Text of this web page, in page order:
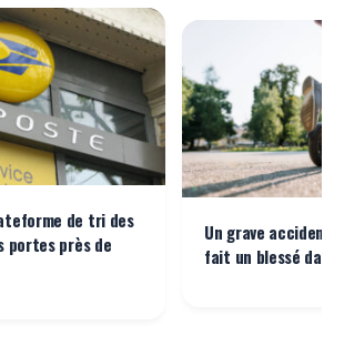
de tri des
portes près de
Un grave
fait un blessé dans